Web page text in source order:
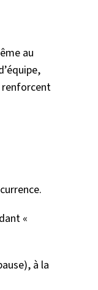
au
renforcent
«
à la